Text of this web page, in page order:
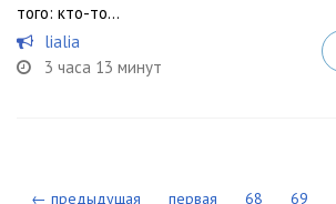
того: кто-то...
lialia
3 часа 13 минут
← предыдущая первая 68 69